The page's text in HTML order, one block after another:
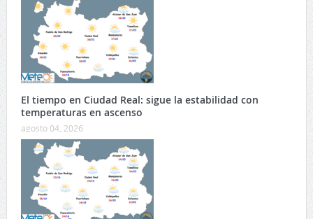
El tiempo en Ciudad Real: sigue la estabilidad con
temperaturas en ascenso
agosto 04, 2026